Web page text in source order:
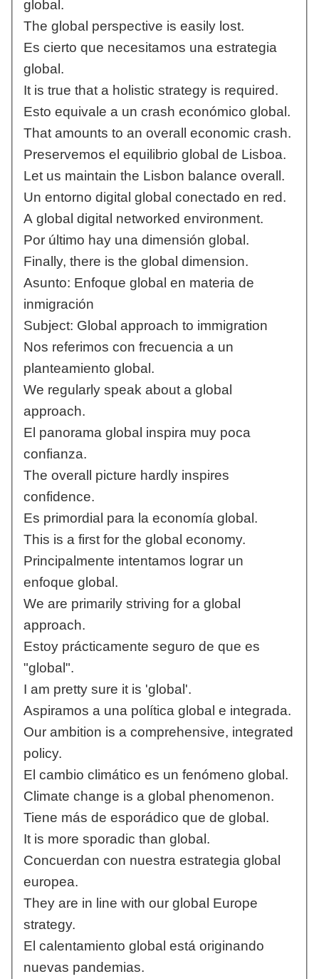
global.
The global perspective is easily lost.
Es cierto que necesitamos una estrategia
global.
It is true that a holistic strategy is required.
Esto equivale a un crash económico global.
That amounts to an overall economic crash.
Preservemos el equilibrio global de Lisboa.
Let us maintain the Lisbon balance overall.
Un entorno digital global conectado en red.
A global digital networked environment.
Por último hay una dimensión global.
Finally, there is the global dimension.
Asunto: Enfoque global en materia de
inmigración
Subject: Global approach to immigration
Nos referimos con frecuencia a un
planteamiento global.
We regularly speak about a global
approach.
El panorama global inspira muy poca
confianza.
The overall picture hardly inspires
confidence.
Es primordial para la economía global.
This is a first for the global economy.
Principalmente intentamos lograr un
enfoque global.
We are primarily striving for a global
approach.
Estoy prácticamente seguro de que es
"global".
I am pretty sure it is 'global'.
Aspiramos a una política global e integrada.
Our ambition is a comprehensive, integrated
policy.
El cambio climático es un fenómeno global.
Climate change is a global phenomenon.
Tiene más de esporádico que de global.
It is more sporadic than global.
Concuerdan con nuestra estrategia global
europea.
They are in line with our global Europe
strategy.
El calentamiento global está originando
nuevas pandemias.